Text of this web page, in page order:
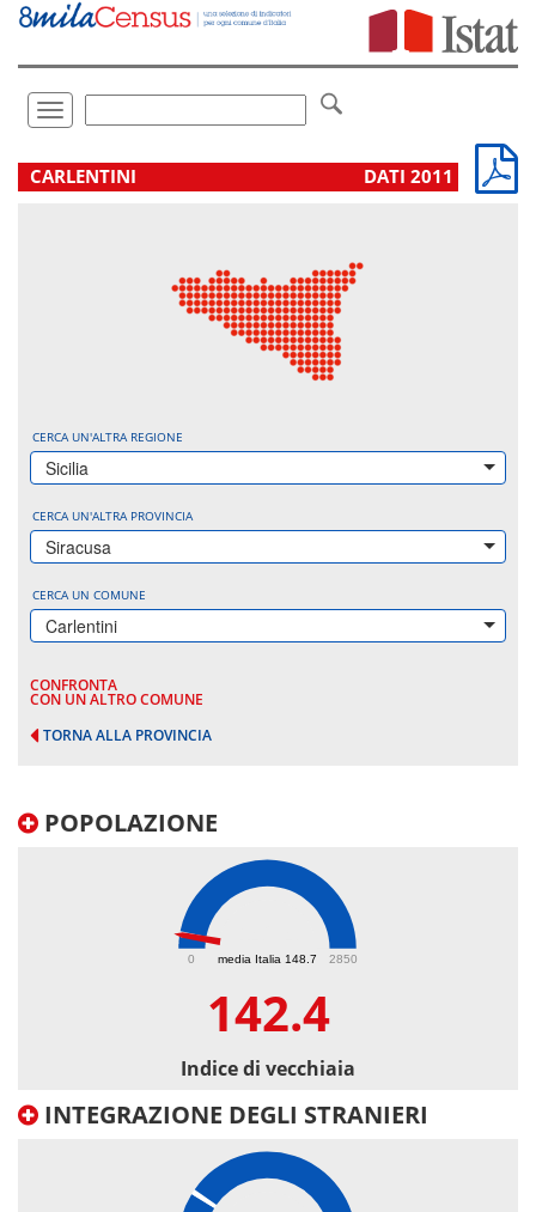
Vai
direttamente
Toggle
navigation
.
CARLENTINI DATI 2011
CERCA UN'ALTRA REGIONE
Sicilia
CERCA UN'ALTRA PROVINCIA
Siracusa
CERCA UN COMUNE
Carlentini
CONFRONTA
CON UN ALTRO COMUNE
TORNA ALLA PROVINCIA
POPOLAZIONE
media Italia 148.7
0 2850
142.4
Indice di vecchiaia
INTEGRAZIONE DEGLI STRANIERI